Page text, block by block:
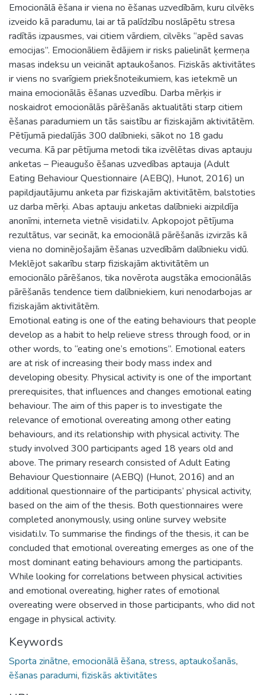
Emocionālā ēšana ir viena no ēšanas uzvedībām, kuru cilvēks
izveido kā paradumu, lai ar tā palīdzību noslāpētu stresa
radītās izpausmes, vai citiem vārdiem, cilvēks “apēd savas
emocijas”. Emocionāliem ēdājiem ir risks palielināt ķermeņa
masas indeksu un veicināt aptaukošanos. Fiziskās aktivitātes
ir viens no svarīgiem priekšnoteikumiem, kas ietekmē un
maina emocionālās ēšanas uzvedību. Darba mērķis ir
noskaidrot emocionālās pārēšanās aktualitāti starp citiem
ēšanas paradumiem un tās saistību ar fiziskajām aktivitātēm.
Pētījumā piedalījās 300 dalībnieki, sākot no 18 gadu
vecuma. Kā par pētījuma metodi tika izvēlētas divas aptauju
anketas – Pieaugušo ēšanas uzvedības aptauja (Adult
Eating Behaviour Questionnaire (AEBQ), Hunot, 2016) un
papildjautājumu anketa par fiziskajām aktivitātēm, balstoties
uz darba mērķi. Abas aptauju anketas dalībnieki aizpildīja
anonīmi, interneta vietnē visidati.lv. Apkopojot pētījuma
rezultātus, var secināt, ka emocionālā pārēšanās izvirzās kā
viena no dominējošajām ēšanas uzvedībām dalībnieku vidū.
Meklējot sakarību starp fiziskajām aktivitātēm un
emocionālo pārēšanos, tika novērota augstāka emocionālās
pārēšanās tendence tiem dalībniekiem, kuri nenodarbojas ar
fiziskajām aktivitātēm.
Emotional eating is one of the eating behaviours that people
develop as a habit to help relieve stress through food, or in
other words, to “eating one’s emotions”. Emotional eaters
are at risk of increasing their body mass index and
developing obesity. Physical activity is one of the important
prerequisites, that influences and changes emotional eating
behaviour. The aim of this paper is to investigate the
relevance of emotional overeating among other eating
behaviours, and its relationship with physical activity. The
study involved 300 participants aged 18 years old and
above. The primary research consisted of Adult Eating
Behaviour Questionnaire (AEBQ) (Hunot, 2016) and an
additional questionnaire of the participants’ physical activity,
based on the aim of the thesis. Both questionnaires were
completed anonymously, using online survey website
visidati.lv. To summarise the findings of the thesis, it can be
concluded that emotional overeating emerges as one of the
most dominant eating behaviours among the participants.
While looking for correlations between physical activities
and emotional overeating, higher rates of emotional
overeating were observed in those participants, who did not
engage in physical activity.
Keywords
Sporta zinātne, emocionālā ēšana, stress, aptaukošanās,
ēšanas paradumi, fiziskās aktivitātes